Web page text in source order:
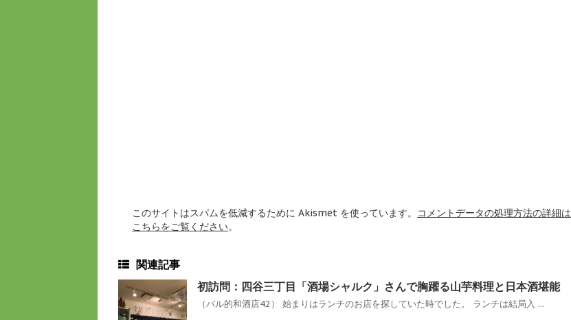
このサイトはスパムを低減するために Akismet を使っています。
コメントデータの処理方法の詳細は
こちらをご覧ください。
関連記事
初訪問：四谷三丁目「酒場シャルク」さんで胸躍る山芋料理と日本酒堪能
（バル的和酒店42） 始まりはランチのお店を探していた時でした。 ランチは結局入 ...